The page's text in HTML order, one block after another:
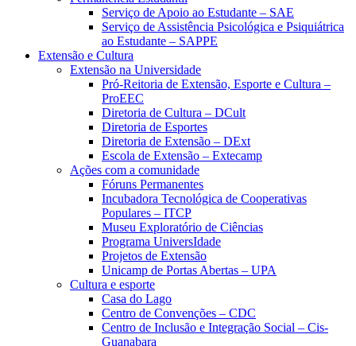
Serviço de Apoio ao Estudante – SAE
Serviço de Assistência Psicológica e Psiquiátrica
ao Estudante – SAPPE
Extensão e Cultura
Extensão na Universidade
Pró-Reitoria de Extensão, Esporte e Cultura –
ProEEC
Diretoria de Cultura – DCult
Diretoria de Esportes
Diretoria de Extensão – DExt
Escola de Extensão – Extecamp
Ações com a comunidade
Fóruns Permanentes
Incubadora Tecnológica de Cooperativas
Populares – ITCP
Museu Exploratório de Ciências
Programa UniversIdade
Projetos de Extensão
Unicamp de Portas Abertas – UPA
Cultura e esporte
Casa do Lago
Centro de Convenções – CDC
Centro de Inclusão e Integração Social – Cis-
Guanabara